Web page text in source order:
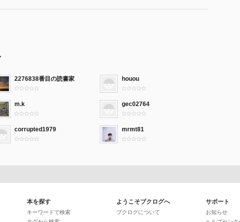
2276838番目の読書家 houou
m.k gec02764
corrupted1979 mrmt81
本を探す
キーワードで検索
ようこそブクログへ
ブクログについて
サポート
お知らせ